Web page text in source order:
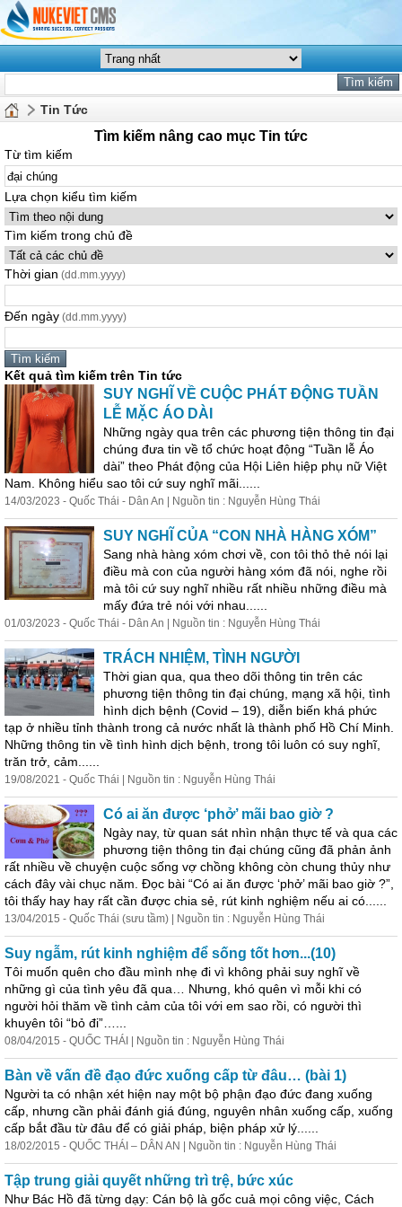
Tin Tức
Tìm kiếm nâng cao mục Tin tức
Từ tìm kiếm
Lựa chọn kiểu tìm kiếm
Tìm kiếm trong chủ đề
Thời gian (dd.mm.yyyy)
Đến ngày (dd.mm.yyyy)
Kết quả tìm kiếm trên Tin tức
SUY NGHĨ VỀ CUỘC PHÁT ĐỘNG TUẦN
LỄ MẶC ÁO DÀI
Những ngày qua trên các phương tiện thông tin đại
chúng đưa tin về tổ chức hoạt động “Tuần lễ Áo
dài” theo Phát động của Hội Liên hiệp phụ nữ Việt
Nam. Không hiểu sao tôi cứ suy nghĩ mãi......
14/03/2023 - Quốc Thái - Dân An | Nguồn tin : Nguyễn Hùng Thái
SUY NGHĨ CỦA “CON NHÀ HÀNG XÓM”
Sang nhà hàng xóm chơi về, con tôi thỏ thẻ nói lại
điều mà con của người hàng xóm đã nói, nghe rồi
mà tôi cứ suy nghĩ nhiều rất nhiều những điều mà
mấy đứa trẻ nói với nhau......
01/03/2023 - Quốc Thái - Dân An | Nguồn tin : Nguyễn Hùng Thái
TRÁCH NHIỆM, TÌNH NGƯỜI
Thời gian qua, qua theo dõi thông tin trên các
phương tiện thông tin đại chúng , mạng xã hội, tình
hình dịch bệnh (Covid – 19), diễn biến khá phức
tạp ở nhiều tỉnh thành trong cả nước nhất là thành phố Hồ Chí Minh.
Những thông tin về tình hình dịch bệnh, trong tôi luôn có suy nghĩ,
trăn trở, cảm......
19/08/2021 - Quốc Thái | Nguồn tin : Nguyễn Hùng Thái
Có ai ăn được ‘phở’ mãi bao giờ ?
Ngày nay, từ quan sát nhìn nhận thực tế và qua các
phương tiện thông tin đại chúng cũng đã phản ảnh
rất nhiều về chuyện cuộc sống vợ chồng không còn chung thủy như
cách đây vài chục năm. Đọc bài “Có ai ăn được ‘phở’ mãi bao giờ ?”,
tôi thấy hay hay rất cần được chia sẻ, rút kinh nghiệm nếu ai có......
13/04/2015 - Quốc Thái (sưu tầm) | Nguồn tin : Nguyễn Hùng Thái
Suy ngẫm, rút kinh nghiệm để sống tốt hơn...(10)
Tôi muốn quên cho đầu mình nhẹ đi vì không phải suy nghĩ về
những gì của tình yêu đã qua… Nhưng, khó quên vì mỗi khi có
người hỏi thăm về tình cảm của tôi với em sao rồi, có người thì
khuyên tôi “bỏ đi”…...
08/04/2015 - QUỐC THÁI | Nguồn tin : Nguyễn Hùng Thái
Bàn về vấn đề đạo đức xuống cấp từ đâu… (bài 1)
Người ta có nhận xét hiện nay một bộ phận đạo đức đang xuống
cấp, nhưng cần phải đánh giá đúng, nguyên nhân xuống cấp, xuống
cấp bắt đầu từ đâu để có giải pháp, biện pháp xử lý......
18/02/2015 - QUỐC THÁI – DÂN AN | Nguồn tin : Nguyễn Hùng Thái
Tập trung giải quyết những trì trệ, bức xúc
Như Bác Hồ đã từng dạy: Cán bộ là gốc cuả mọi công việc, Cách